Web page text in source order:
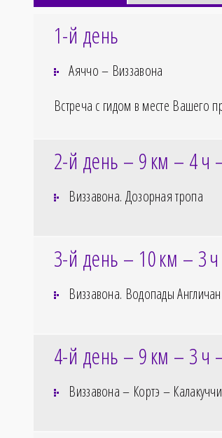
1-й день
Аяччо – Виззавона
Встреча с гидом в месте Вашего
2-й день – 9км – 4ч
Виззавона. Дозорная тропа
3-й день – 10км – 3
Виззавона. Водопады Англичан
4-й день – 9км – 3ч
Виззавона – Кортэ –